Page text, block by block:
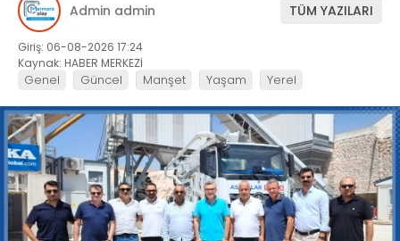
Admin admin TÜM YAZILARI
Giriş: 06-08-2026 17:24
Kaynak: HABER MERKEZİ
Genel Güncel Manşet Yaşam Yerel